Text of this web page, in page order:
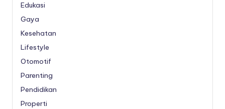
Edukasi
Gaya
Kesehatan
Lifestyle
Otomotif
Parenting
Pendidikan
Properti